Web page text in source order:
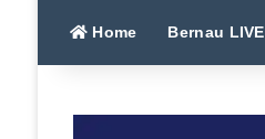
Home Bernau LIVE